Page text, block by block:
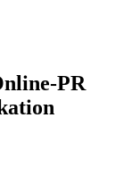
PR